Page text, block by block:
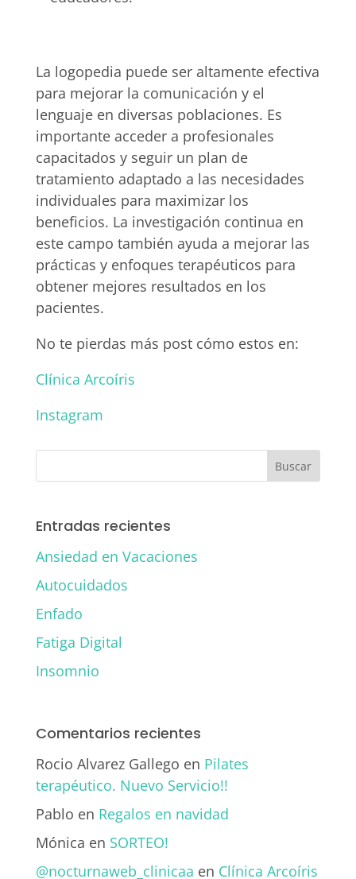
La logopedia puede ser altamente efectiva
para mejorar la comunicación y el
lenguaje en diversas poblaciones. Es
importante acceder a profesionales
capacitados y seguir un plan de
tratamiento adaptado a las necesidades
individuales para maximizar los
beneficios. La investigación continua en
este campo también ayuda a mejorar las
prácticas y enfoques terapéuticos para
obtener mejores resultados en los
pacientes.
No te pierdas más post cómo estos en:
Clínica Arcoíris
Instagram
Entradas recientes
Ansiedad en Vacaciones
Autocuidados
Enfado
Fatiga Digital
Insomnio
Comentarios recientes
Rocio Alvarez Gallego en Pilates
terapéutico. Nuevo Servicio!!
Pablo en Regalos en navidad
Mónica en SORTEO!
@nocturnaweb_clinicaa en Clínica Arcoíris